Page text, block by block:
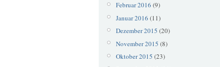
Februar 2016 (9)
Januar 2016 (11)
Dezember 2015 (20)
November 2015 (8)
Oktober 2015 (23)